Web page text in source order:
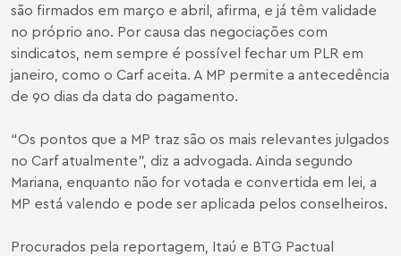
são firmados em março e abril, afirma, e já têm validade
no próprio ano. Por causa das negociações com
sindicatos, nem sempre é possível fechar um PLR em
janeiro, como o Carf aceita. A MP permite a antecedência
de 90 dias da data do pagamento.
“Os pontos que a MP traz são os mais relevantes julgados
no Carf atualmente”, diz a advogada. Ainda segundo
Mariana, enquanto não for votada e convertida em lei, a
MP está valendo e pode ser aplicada pelos conselheiros.
Procurados pela reportagem, Itaú e BTG Pactual